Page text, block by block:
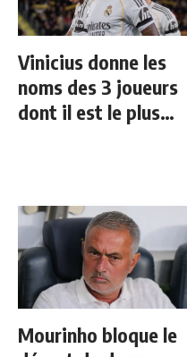
Vinicius donne les
noms des 3 joueurs
dont il est le plus
Mourinho bloque le